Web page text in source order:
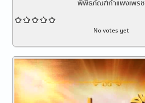
พิพิธภัณฑ์กำแพงเพรช
No votes yet